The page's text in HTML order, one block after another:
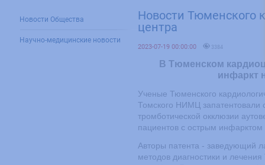
Новости Общества
Научно-медицинские новости
Новости Тюменского
центра
2023-07-19 00:00:00 3384
В Тюменском
инфаркт
Ученые Тюменского
Томского НИМЦ запатентовали
тромботической окклюзии
пациентов с острым
Авторы патента - заведующий
методов диагностики и